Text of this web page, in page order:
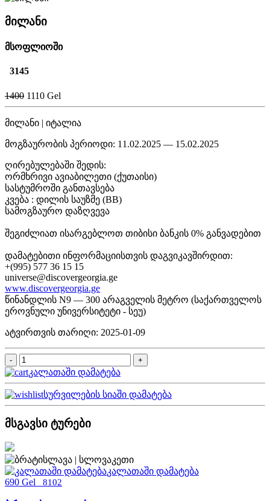
მილანი
მსოფლიოში
3145
1400 1110 Gel
მილანი | იტალია
მოგზაურობის პერიოდი: 11.02.2025 — 15.02.2025
ღირებულებაში შედის:
ორმხრივი ავიაბილეთი (ქუთაისი)
სასტუმროში განთავსება
კვება : დილის საუზმე (BB)
სამოგზაურო დაზღვევა
შეგიძლიათ ისარგებლოთ თიბისი ბანკის 0% განვადებით
დამატებითი ინფორმაციისთვის დაგვიკავშირდით:
+(995) 577 36 15 15
universe@discovergeorgia.ge
www.discovergeorgia.ge
წინანდლის N9 — 300 არაგველის მეტრო (საქართველოს
ეროვნული უნივერსიტეტი - სეუ)
ატვირთვის თარიღი: 2025-01-09
კალათაში დამატება
სურვილების სიაში დამატება
მსგავსი ტურები
კალათაში დამატება
690 Gel
8102